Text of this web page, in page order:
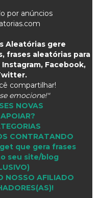
por anúncios
Aleatórias gere
frases aleatórias para
Facebook,
compartilhar!
emocione!"
NOVAS
CONTRATANDO
que gera frases
seu site/blog
NOSSO AFILIADO